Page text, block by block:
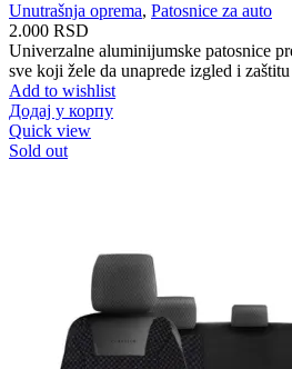
Unutrašnja oprema, Patosnice za auto
2.000 RSD
Univerzalne aluminijumske patosnice
sve koji žele da unaprede izgled i
Add to wishlist
Додај у корпу
Quick view
Sold out